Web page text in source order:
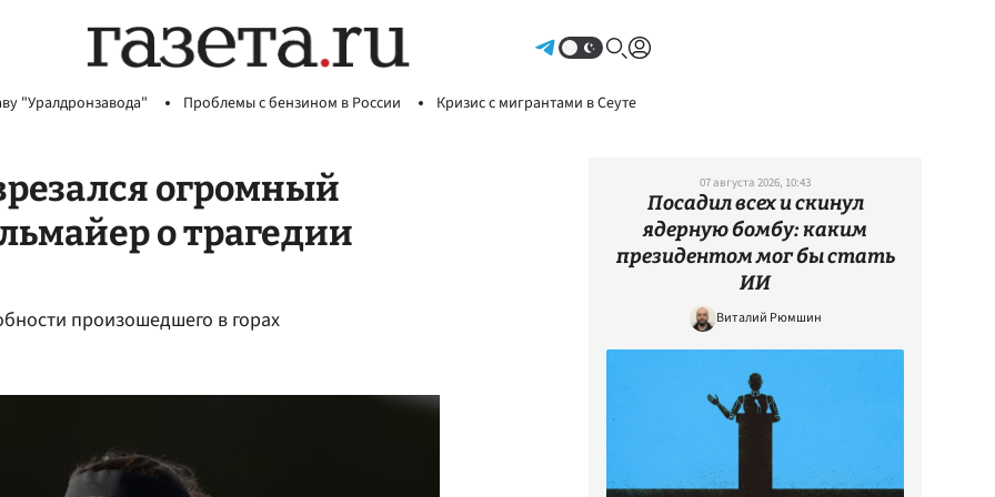
"Уралдронзавода" Проблемы с бензином в России Кризис с мигрантами в Сеуте
огромный
о трагедии
произошедшего в горах
07 августа 2026, 10:43
Посадил всех и скинул
ядерную бомбу: каким
президентом мог бы стать
ИИ
Виталий Рюмшин